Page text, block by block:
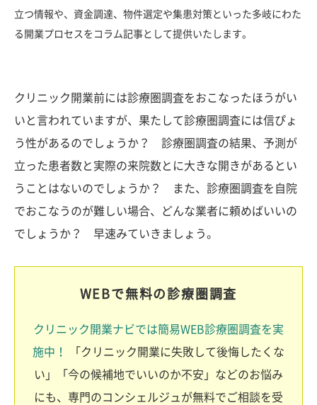
立つ情報や、資金調達、物件選定や集患対策といった多岐にわた
る開業プロセスをコラム記事として提供いたします。
クリニック開業前には診療圏調査をおこなったほうがい
いと言われていますが、果たして診療圏調査には信ぴょ
う性があるのでしょうか？ 診療圏調査の結果、予測が
立った患者数と実際の来院数とに大きな開きがあるとい
うことはないのでしょうか？ また、診療圏調査を自院
でおこなうのが難しい場合、どんな業者に頼めばいいの
でしょうか？ 早速みていきましょう。
WEBで無料の診療圏調査
クリニック開業ナビでは簡易WEB診療圏調査を実
施中！
「クリニック開業に失敗して後悔したくな
い」「今の候補地でいいのか不安」などのお悩み
にも、専門のコンシェルジュが無料でご相談を受